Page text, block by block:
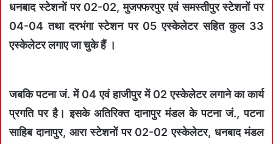
धनबाद स्टेशनों पर 02-02, मुजफ्फरपुर एवं समस्तीपुर स्टेशनों पर
04-04 तथा दरभंगा स्टेशन पर 05 एस्केलेटर सहित कुल 33
एस्केलेटर लगाए जा चुके हैं ।
जबकि पटना जं. में 04 एवं हाजीपुर में 02 एस्केलेटर लगाने का कार्य
प्रगति पर है। इसके अतिरिक्त दानापुर मंडल के पटना जं., पटना
साहिब दानापुर, आरा स्टेशनों पर 02-02 एस्केलेटर, धनबाद मंडल